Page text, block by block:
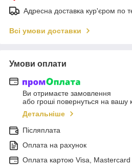
Адресна доставка кур'єром по
Всі умови доставки
Умови оплати
Ви отримаєте замовлення
або гроші повернуться на вашу
Детальніше
Післяплата
Оплата на рахунок
Оплата картою Visa,